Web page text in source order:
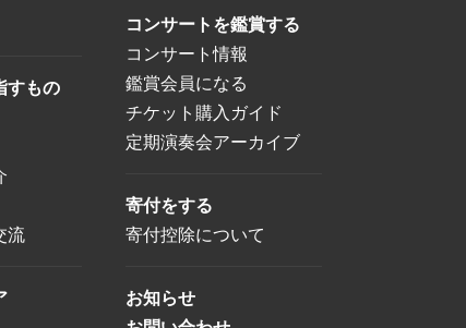
すもの
流
コンサートを鑑賞する
コンサート情報
鑑賞会員になる
チケット購入ガイド
定期演奏会アーカイブ
寄付をする
寄付控除について
お知らせ